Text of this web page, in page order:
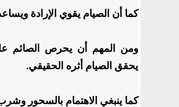
كما أن الصيام يقوي الإرادة
ومن المهم أن يحرص الصائم
يحقق الصيام أثره الحقيقي.
كما ينبغي الاهتمام بالسحور